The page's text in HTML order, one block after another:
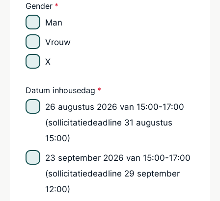
Gender *
Man
Vrouw
X
Datum inhousedag *
26 augustus 2026 van 15:00-17:00
(sollicitatiedeadline 31 augustus
15:00)
23 september 2026 van 15:00-17:00
(sollicitatiedeadline 29 september
12:00)